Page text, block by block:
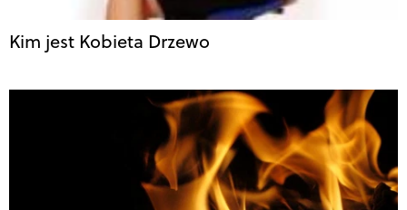
Kim jest Kobieta Drzewo